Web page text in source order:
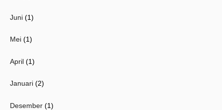
Juni (1)
Mei (1)
April (1)
Januari (2)
Desember (1)